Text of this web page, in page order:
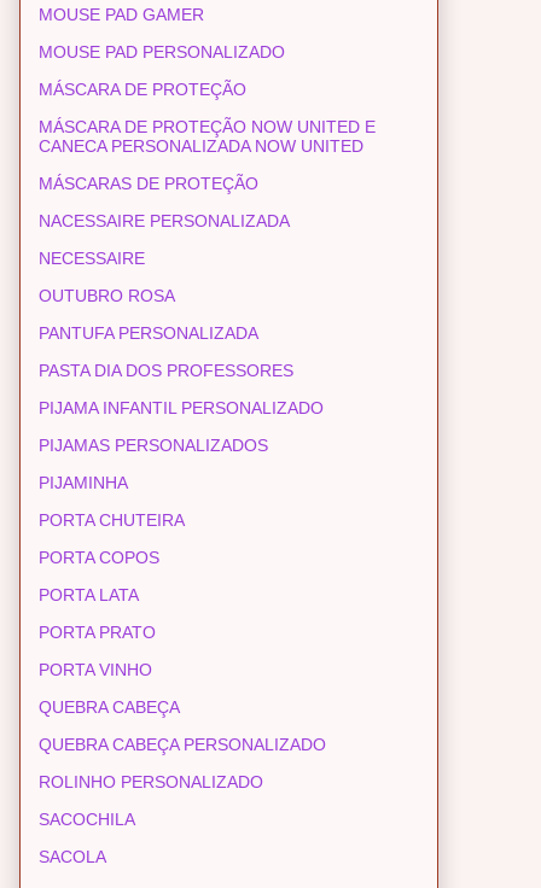
MOUSE PAD GAMER
MOUSE PAD PERSONALIZADO
MÁSCARA DE PROTEÇÃO
MÁSCARA DE PROTEÇÃO NOW UNITED E
CANECA PERSONALIZADA NOW UNITED
MÁSCARAS DE PROTEÇÃO
NACESSAIRE PERSONALIZADA
NECESSAIRE
OUTUBRO ROSA
PANTUFA PERSONALIZADA
PASTA DIA DOS PROFESSORES
PIJAMA INFANTIL PERSONALIZADO
PIJAMAS PERSONALIZADOS
PIJAMINHA
PORTA CHUTEIRA
PORTA COPOS
PORTA LATA
PORTA PRATO
PORTA VINHO
QUEBRA CABEÇA
QUEBRA CABEÇA PERSONALIZADO
ROLINHO PERSONALIZADO
SACOCHILA
SACOLA